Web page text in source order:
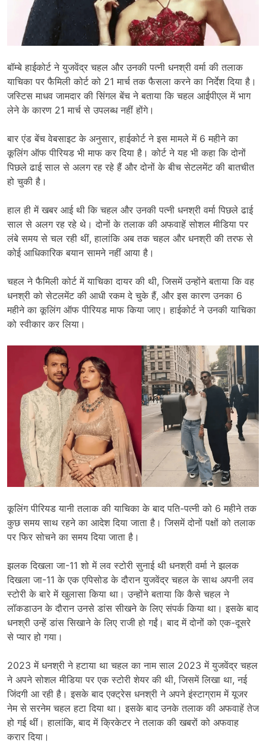
बॉम्बे हाईकोर्ट ने युजवेंद्र चहल और उनकी पत्नी धनश्री वर्मा की तलाक
याचिका पर फैमिली कोर्ट को 21 मार्च तक फैसला करने का निर्देश दिया है।
जस्टिस माधव जामदार की सिंगल बेंच ने बताया कि चहल आईपीएल में भाग
लेने के कारण 21 मार्च से उपलब्ध नहीं होंगे।
बार एंड बेंच वेबसाइट के अनुसार, हाईकोर्ट ने इस मामले में 6 महीने का
कूलिंग ऑफ पीरियड भी माफ कर दिया है। कोर्ट ने यह भी कहा कि दोनों
पिछले ढाई साल से अलग रह रहे हैं और दोनों के बीच सेटलमेंट की बातचीत
हो चुकी है।
हाल ही में खबर आई थी कि चहल और उनकी पत्नी धनश्री वर्मा पिछले ढाई
साल से अलग रह रहे थे। दोनों के तलाक की अफवाहें सोशल मीडिया पर
लंबे समय से चल रही थीं, हालांकि अब तक चहल और धनश्री की तरफ से
कोई आधिकारिक बयान सामने नहीं आया है।
चहल ने फैमिली कोर्ट में याचिका दायर की थी, जिसमें उन्होंने बताया कि वह
धनश्री को सेटलमेंट की आधी रकम दे चुके हैं, और इस कारण उनका 6
महीने का कूलिंग ऑफ पीरियड माफ किया जाए। हाईकोर्ट ने उनकी याचिका
को स्वीकार कर लिया।
कूलिंग पीरियड यानी तलाक की याचिका के बाद पति-पत्नी को 6 महीने तक
कुछ समय साथ रहने का आदेश दिया जाता है। जिसमें दोनों पक्षों को तलाक
पर फिर सोचने का समय दिया जाता है।
झलक दिखला जा-11 शो में लव स्टोरी सुनाई थी धनश्री वर्मा ने झलक
दिखला जा-11 के एक एपिसोड के दौरान युजवेंद्र चहल के साथ अपनी लव
स्टोरी के बारे में खुलासा किया था। उन्होंने बताया कि कैसे चहल ने
लॉकडाउन के दौरान उनसे डांस सीखने के लिए संपर्क किया था। इसके बाद
धनश्री उन्हें डांस सिखाने के लिए राजी हो गईं। बाद में दोनों को एक-दूसरे
से प्यार हो गया।
2023 में धनश्री ने हटाया था चहल का नाम साल 2023 में युजवेंद्र चहल
ने अपने सोशल मीडिया पर एक स्टोरी शेयर की थी, जिसमें लिखा था, नई
जिंदगी आ रही है। इसके बाद एक्ट्रेस धनश्री ने अपने इंस्टाग्राम में यूजर
नेम से सरनेम चहल हटा दिया था। इसके बाद उनके तलाक की अफवाहें तेज
हो गई थीं। हालांकि, बाद में क्रिकेटर ने तलाक की खबरों को अफवाह
करार दिया।